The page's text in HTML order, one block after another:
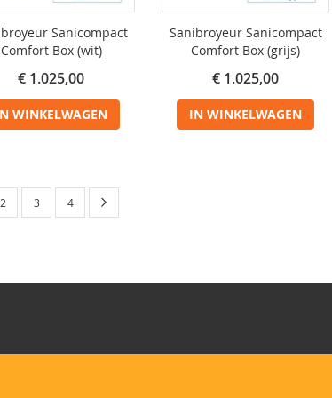
Sanicompact
Comfort Box (wit)
€ 1.025,00
WINKELWAGEN
Sanibroyeur Sanicompact
Comfort Box (grijs)
€ 1.025,00
IN WINKELWAGEN
pagina
Pagina
2 Pagina
3 Pagina
4